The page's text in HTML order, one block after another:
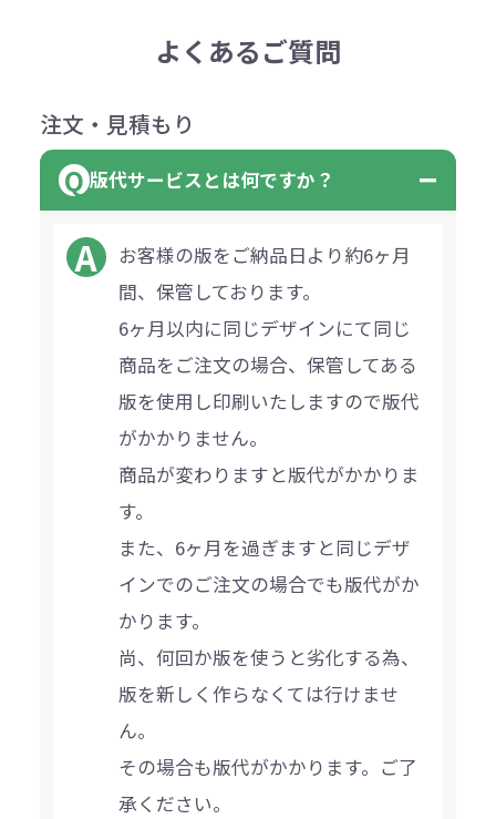
よくあるご質問
注文・見積もり
版代サービスとは何ですか？
お客様の版をご納品日より約6ヶ月
間、保管しております。
6ヶ月以内に同じデザインにて同じ
商品をご注文の場合、保管してある
版を使用し印刷いたしますので版代
がかかりません。
商品が変わりますと版代がかかりま
す。
また、6ヶ月を過ぎますと同じデザ
インでのご注文の場合でも版代がか
かります。
尚、何回か版を使うと劣化する為、
版を新しく作らなくては行けませ
ん。
その場合も版代がかかります。ご了
承ください。